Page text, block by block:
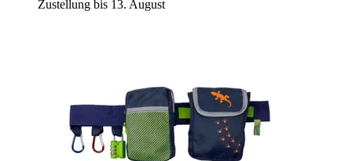
Zustellung bis 13. August